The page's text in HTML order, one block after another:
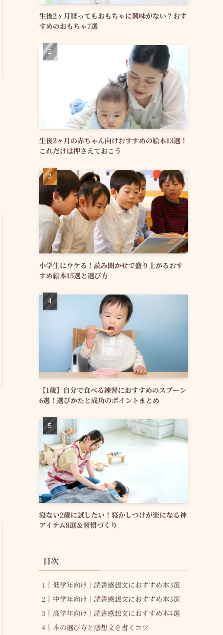
生後2ヶ月経ってもおもちゃに興味がない？おす
すめのおもちゃ7選
生後2ヶ月の赤ちゃん向けおすすめの絵本13選！
これだけは押さえておこう
小学生にウケる！読み聞かせで盛り上がるおす
すめ絵本15選と選び方
【1歳】自分で食べる練習におすすめのスプーン
6選！選びかたと成功のポイントまとめ
寝ない2歳に試したい！寝かしつけが楽になる神
アイテム8選＆習慣づくり
目次
低学年向け｜読書感想文におすすめ本3選
中学年向け｜読書感想文におすすめ本3選
高学年向け｜読書感想文におすすめ本4選
本の選び方と感想文を書くコツ